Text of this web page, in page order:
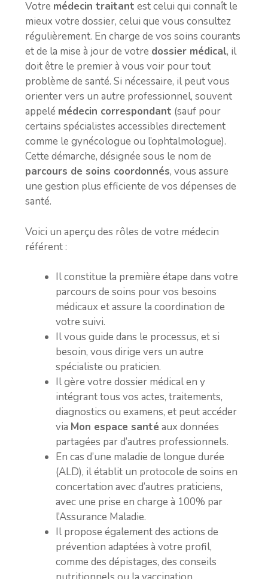
Votre médecin traitant est celui qui connaît le
mieux votre dossier, celui que vous consultez
régulièrement. En charge de vos soins courants
et de la mise à jour de votre dossier médical, il
doit être le premier à vous voir pour tout
problème de santé. Si nécessaire, il peut vous
orienter vers un autre professionnel, souvent
appelé médecin correspondant (sauf pour
certains spécialistes accessibles directement
comme le gynécologue ou l’ophtalmologue).
Cette démarche, désignée sous le nom de
parcours de soins coordonnés, vous assure
une gestion plus efficiente de vos dépenses de
santé.
Voici un aperçu des rôles de votre médecin
référent :
Il constitue la première étape dans votre
parcours de soins pour vos besoins
médicaux et assure la coordination de
votre suivi.
Il vous guide dans le processus, et si
besoin, vous dirige vers un autre
spécialiste ou praticien.
Il gère votre dossier médical en y
intégrant tous vos actes, traitements,
diagnostics ou examens, et peut accéder
via Mon espace santé aux données
partagées par d’autres professionnels.
En cas d’une maladie de longue durée
(ALD), il établit un protocole de soins en
concertation avec d’autres praticiens,
avec une prise en charge à 100% par
l’Assurance Maladie.
Il propose également des actions de
prévention adaptées à votre profil,
comme des dépistages, des conseils